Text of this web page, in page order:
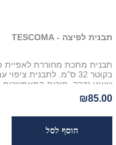
תבנית לפיצה - TESCOMA
תבנית מתכת מחוררת לאפיית
בקוטר 32 ס"מ. לתבנית ציפוי
שאינו נדבק, חורים המאפשרים
ס"מ. התבנית מתאימה לתנור
₪85.00